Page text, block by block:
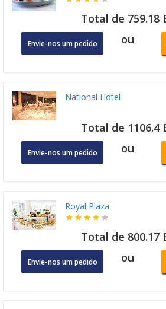
Total de 759.18
Envie-nos um pedido ou
National Hotel
Total de 1106.4
Envie-nos um pedido ou
Royal Plaza
Total de 800.17
Envie-nos um pedido ou